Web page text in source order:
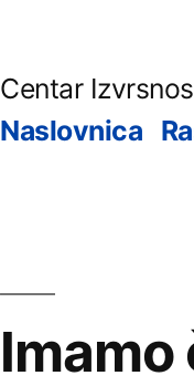
Centar
Naslovnica